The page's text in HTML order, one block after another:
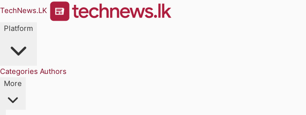
TechNews.LK
Platform
Categories Authors
More